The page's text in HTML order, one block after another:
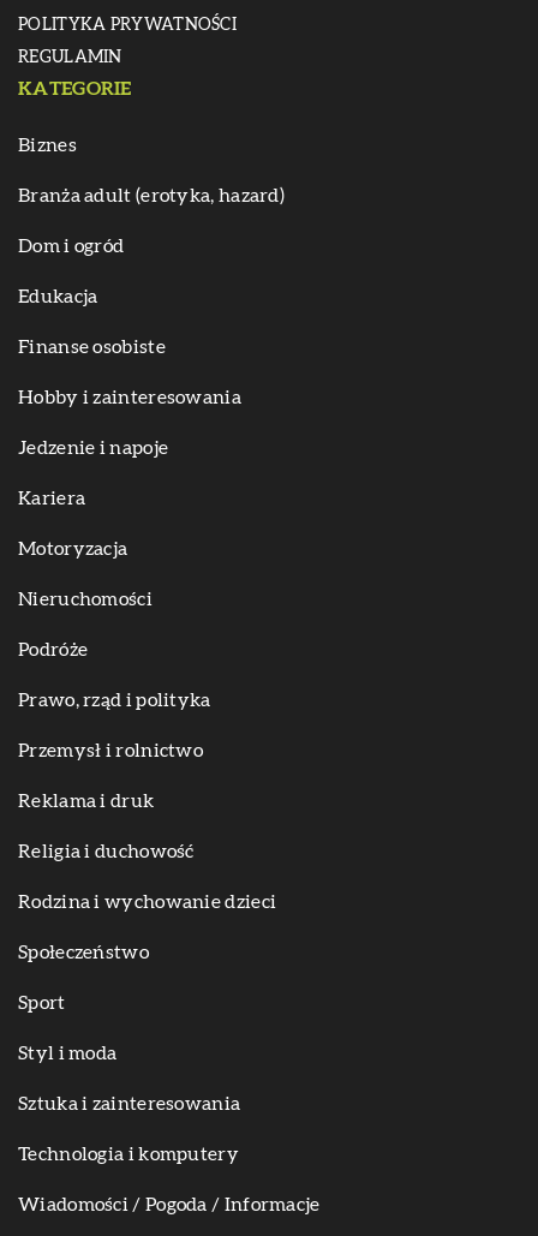
POLITYKA PRYWATNOŚCI
REGULAMIN
KATEGORIE
Biznes
Branża adult (erotyka, hazard)
Dom i ogród
Edukacja
Finanse osobiste
Hobby i zainteresowania
Jedzenie i napoje
Kariera
Motoryzacja
Nieruchomości
Podróże
Prawo, rząd i polityka
Przemysł i rolnictwo
Reklama i druk
Religia i duchowość
Rodzina i wychowanie dzieci
Społeczeństwo
Sport
Styl i moda
Sztuka i zainteresowania
Technologia i komputery
Wiadomości / Pogoda / Informacje